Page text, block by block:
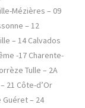
Mézières – 09
– 12
– 14 Calvados
-17 Charente-
Tulle – 2A
21 Côte-d’Or
Guéret – 24